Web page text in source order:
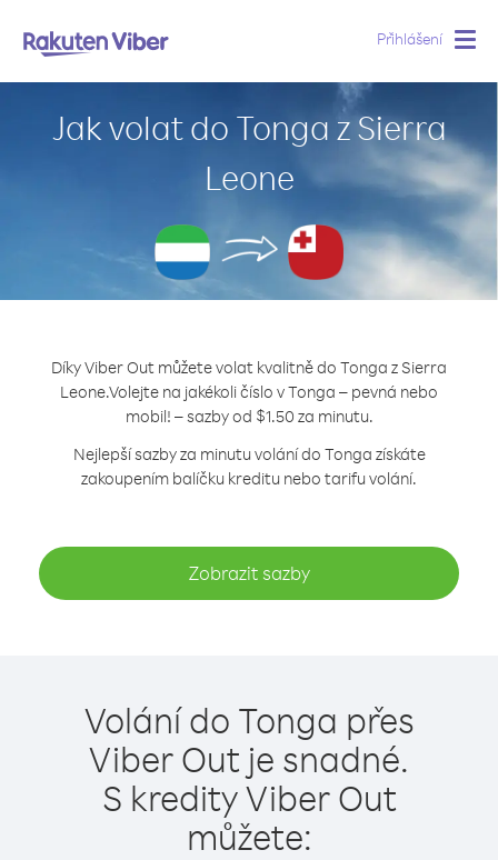
Přihlášení
Jak volat do Tonga z Sierra
Leone
Díky Viber Out můžete volat kvalitně do Tonga z Sierra
Leone.Volejte na jakékoli číslo v Tonga – pevná nebo
mobil! – sazby od $1.50 za minutu.
Nejlepší sazby za minutu volání do Tonga získáte
zakoupením balíčku kreditu nebo tarifu volání.
Zobrazit sazby
Volání do Tonga přes
Viber Out je snadné.
S kredity Viber Out
můžete: